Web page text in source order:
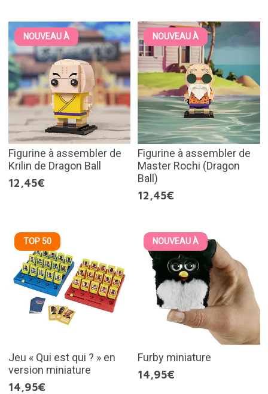
NOUVEAU À
Figurine à assembler de
Krilin de Dragon Ball
12,45€
NOUVEAU À
Figurine à assembler de
Master Rochi (Dragon
Ball)
12,45€
TOP 50
Jeu « Qui est qui ? » en
version miniature
14,95€
NOUVEAU À
Furby miniature
14,95€